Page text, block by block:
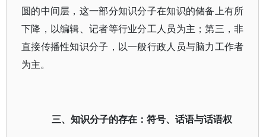
圆的中间层，这一部分知识分子在知识的储备上有所
下降，以编辑、记者等行业分工人员为主；第三，非
直接传播性知识分子，以一般行政人员与脑力工作者
为主。
三、知识分子的存在：符号、话语与话语权